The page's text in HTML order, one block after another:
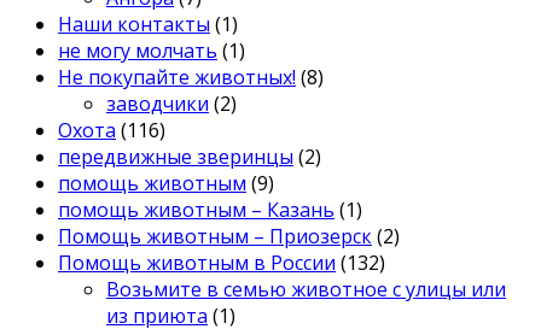
Наши контакты (1)
не могу молчать (1)
Не покупайте животных! (8)
заводчики (2)
Охота (116)
передвижные зверинцы (2)
помощь животным (9)
помощь животным – Казань (1)
Помощь животным – Приозерск(2)
Помощь животным в России (132)
Возьмите в семью животное с улицы или
из приюта (1)